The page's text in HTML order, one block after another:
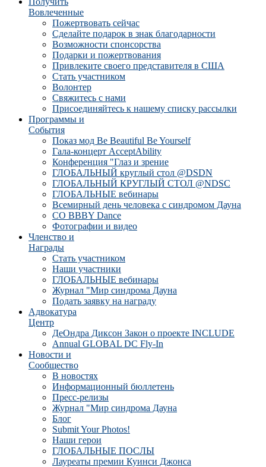
Вовлеченные
Пожертвовать сейчас
Сделайте подарок в знак благодарности
Возможности спонсорства
Подарки и пожертвования
Привлеките своего представителя в США
Стать участником
Волонтер
Свяжитесь с нами
Присоединяйтесь к нашему списку рассылки
Программы и
События
Показ мод Be Beautiful Be Yourself
Гала-концерт AcceptAbility
Конференция "Глаз и зрение
ГЛОБАЛЬНЫЙ круглый стол @DSDN
ГЛОБАЛЬНЫЙ КРУГЛЫЙ СТОЛ @NDSC
ГЛОБАЛЬНЫЕ вебинары
Всемирный день человека с синдромом Дауна
CO BBBY Dance
Фотографии и видео
Членство и
Награды
Стать участником
Наши участники
ГЛОБАЛЬНЫЕ вебинары
Журнал "Мир синдрома Дауна
Подать заявку на награду
Адвокатура
Центр
ДеОндра Диксон Закон о проекте INCLUDE
Annual GLOBAL DC Fly-In
Новости и
Сообщество
В новостях
Информационный бюллетень
Пресс-релизы
Журнал "Мир синдрома Дауна
Блог
Submit Your Photos!
Наши герои
ГЛОБАЛЬНЫЕ ПОСЛЫ
Лауреаты премии Куинси Джонса